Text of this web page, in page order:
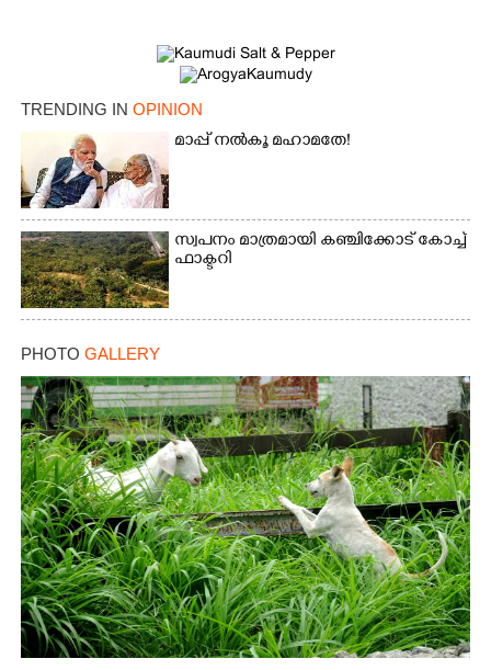
TRENDING IN OPINION
മാപ്പ് നൽകൂ മഹാമതേ!
സ്വപനം മാത്രമായി കഞ്ചിക്കോട് കോച്ച്
ഫാക്ടറി
PHOTO GALLERY